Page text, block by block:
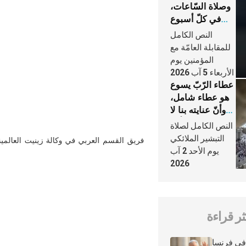
فريق القسم العربي في وكالة زينيت
وصلاة السّاعات،
في كلّ أسبوع
وكلّ يوم، هما
النَّفَس في حياة
الكنيسة
النص الكامل
للمقابلة العامّة مع
المؤمنين يوم
الأربعاء 5 آب 2026
عطاء الرّبّ يسوع
هو عطاء شامل،
وأنّ عنايته بنا لا
تغيب عنّا أبدًا
النص الكامل لصلاة
التبشير الملائكي
يوم الأحد 2 آب
2026
قراءة
في فرنسا